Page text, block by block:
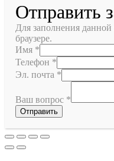
Отправить
Для заполнения
браузере.
Имя *
Телефон *
Эл. почта *
Ваш вопрос *
Отправить